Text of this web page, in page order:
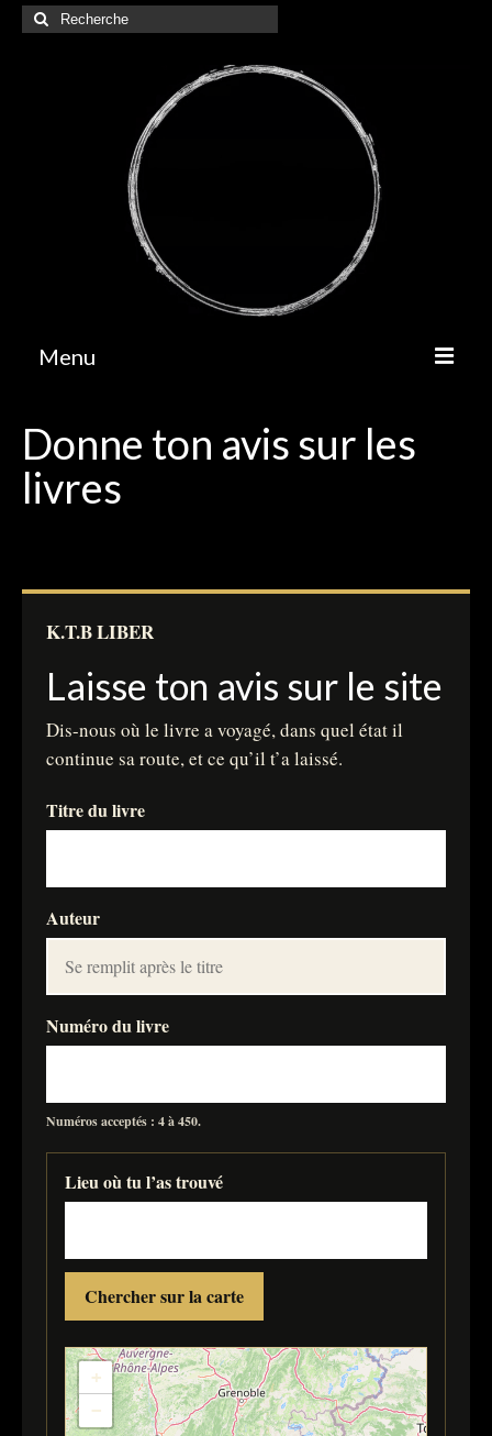
Rechercher
:
Menu
Contact
Carte des Livres en voyage
Les Auteurs
Donne ton avis sur les livres
Aider à financer les livres
FAQ
Suivi des textes du Grand Livre
Donne ton avis sur les
livres
K.T.B LIBER
Laisse ton avis sur le site
Dis-nous où le livre a voyagé, dans quel état il
continue sa route, et ce qu’il t’a laissé.
Titre du livre
Auteur
Numéro du livre
Numéros acceptés : 4 à 450.
Lieu où tu l’as trouvé
Chercher sur la carte
+
−